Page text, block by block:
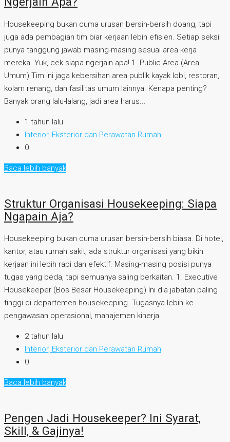
Housekeeping bukan cuma urusan bersih-bersih doang, tapi
juga ada pembagian tim biar kerjaan lebih efisien. Setiap seksi
punya tanggung jawab masing-masing sesuai area kerja
mereka. Yuk, cek siapa ngerjain apa! 1. Public Area (Area
Umum) Tim ini jaga kebersihan area publik kayak lobi, restoran,
kolam renang, dan fasilitas umum lainnya. Kenapa penting?
Banyak orang lalu-lalang, jadi area harus...
1 tahun lalu
Interior, Eksterior dan Perawatan Rumah
0
Baca lebih banyak
Struktur Organisasi Housekeeping: Siapa
Ngapain Aja?
Housekeeping bukan cuma urusan bersih-bersih biasa. Di hotel,
kantor, atau rumah sakit, ada struktur organisasi yang bikin
kerjaan ini lebih rapi dan efektif. Masing-masing posisi punya
tugas yang beda, tapi semuanya saling berkaitan. 1. Executive
Housekeeper (Bos Besar Housekeeping) Ini dia jabatan paling
tinggi di departemen housekeeping. Tugasnya lebih ke
pengawasan operasional, manajemen kinerja...
2 tahun lalu
Interior, Eksterior dan Perawatan Rumah
0
Baca lebih banyak
Pengen Jadi Housekeeper? Ini Syarat,
Skill, & Gajinya!